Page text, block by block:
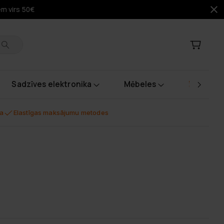
virs 50€
Sadzīves elektronika Mēbeles
Elastīgas maksājumu metodes